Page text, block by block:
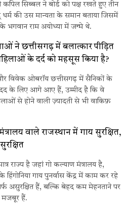
कपिल सिब्बल ने बोर्ड को पक्ष रखते हुए तीन
की उस मान्यता के समान बताया जिसमें
भगवान राम अयोध्या में जन्मे थे.
ने छत्तीसगढ़ में बलात्कार पीड़ित
के दर्द को महसूस किया है?
विवेक ओबरॉय छत्तीसगढ़ में सैनिकों के
के लिए आगे आए हैं, उम्मीद है कि वे
से होने वाली ज़्यादती से भी वाकिफ़
वाले राजस्थान में गाय सुरक्षित,
राज्य है जहां गो कल्याण मंत्रालय है,
गाय पुनर्वास केंद्र में काम कर रहे
असुरक्षित हैं, बल्कि बेहद कम मेहनताने पर
हैं.